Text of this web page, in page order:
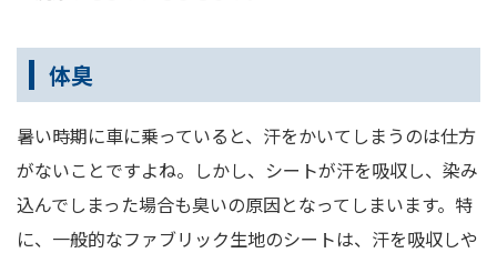
体臭
暑い時期に車に乗っていると、汗をかいてしまうのは仕方
がないことですよね。しかし、シートが汗を吸収し、染み
込んでしまった場合も臭いの原因となってしまいます。特
に、一般的なファブリック生地のシートは、汗を吸収しや